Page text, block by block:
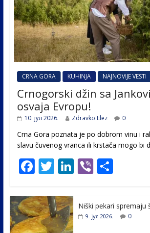
CRNA GORA KUHINJA NAJNOVIJE VESTI
Crnogorski džin sa
osvaja Evropu!
10. јул 2026. Zdravko Elez 0
Crna Gora poznata je po dobrom vinu i
slavu čuvenog vranca ili krstača mogo bi
F
e
b
T
itt
er
Li
e
Vi
er
S
e
Niški pekari spremaju
9. јул 2026. 0